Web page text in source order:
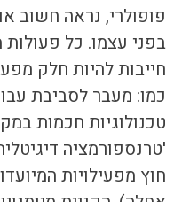
פופולרי, נראה חשוב
בפני עצמו. כל פעולות
חייבות להיות חלק
כמו: מעבר לסביבת
טכנולוגיות חכמות
'טרנספורמציה
חוץ מפעילויות